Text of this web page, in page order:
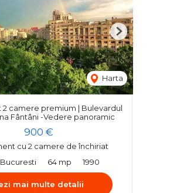
Harta
Next
camere premium | Bulevardul
Fântâni -Vedere panoramic
900 €
cu 2 camere de închiriat
64 mp 1990
mai multe detalii